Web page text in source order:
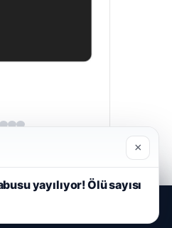
×
yayılıyor! Ölü sayısı